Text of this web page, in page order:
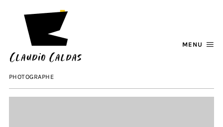
PHOTOGRAPHE
MENU